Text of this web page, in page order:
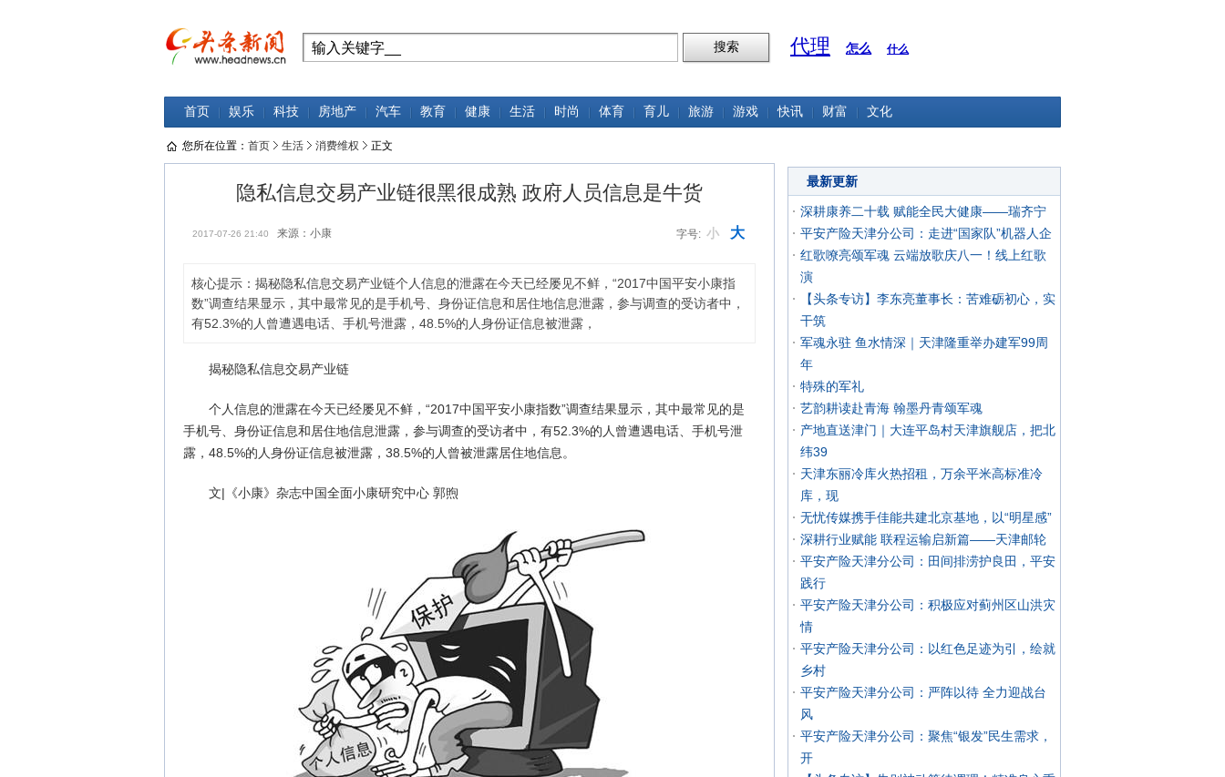
代理 怎么 什么
首页 娱乐 科技 房地产 汽车 教育 健康 生活 时尚 体育 育儿 旅游 游戏 快讯 财富 文化
您所在位置： 首页 生活 消费维权 正文
隐私信息交易产业链很黑很成熟 政府人员信息是牛货
字号: 小 大
2017-07-26 21:40 来源：小康
核心提示：揭秘隐私信息交易产业链个人信息的泄露在今天已经屡见不鲜，“2017中国平安小康指
数”调查结果显示，其中最常见的是手机号、身份证信息和居住地信息泄露，参与调查的受访者中，
有52.3%的人曾遭遇电话、手机号泄露，48.5%的人身份证信息被泄露，
揭秘隐私信息交易产业链
个人信息的泄露在今天已经屡见不鲜，“2017中国平安小康指数”调查结果显示，其中最常见的是
手机号、身份证信息和居住地信息泄露，参与调查的受访者中，有52.3%的人曾遭遇电话、手机号泄
露，48.5%的人身份证信息被泄露，38.5%的人曾被泄露居住地信息。
文|《小康》杂志中国全面小康研究中心 郭煦
最新更新
深耕康养二十载 赋能全民大健康——瑞齐宁
平安产险天津分公司：走进“国家队”机器人企
红歌嘹亮颂军魂 云端放歌庆八一！线上红歌
演
【头条专访】李东亮董事长：苦难砺初心，实
干筑
军魂永驻 鱼水情深｜天津隆重举办建军99周
年
特殊的军礼
艺韵耕读赴青海 翰墨丹青颂军魂
产地直送津门｜大连平岛村天津旗舰店，把北
纬39
天津东丽冷库火热招租，万余平米高标准冷
库，现
无忧传媒携手佳能共建北京基地，以“明星感”
深耕行业赋能 联程运输启新篇——天津邮轮
平安产险天津分公司：田间排涝护良田，平安
践行
平安产险天津分公司：积极应对蓟州区山洪灾
情
平安产险天津分公司：以红色足迹为引，绘就
乡村
平安产险天津分公司：严阵以待 全力迎战台
风
平安产险天津分公司：聚焦“银发”民生需求，
开